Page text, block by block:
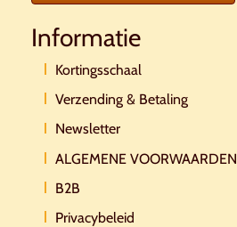
Informatie
Kortingsschaal
Verzending & Betaling
Newsletter
ALGEMENE VOORWAARDEN
B2B
Privacybeleid